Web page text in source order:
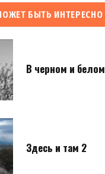
БЫТЬ ИНТЕРЕСНО
В черном и белом
Здесь и там 2